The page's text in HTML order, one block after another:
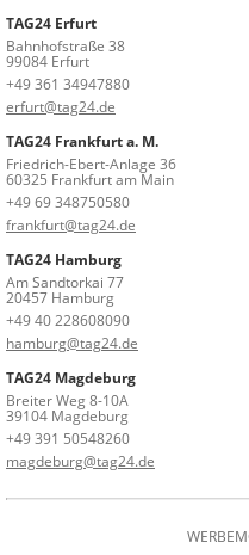
TAG24 Erfurt
Bahnhofstraße 38
99084 Erfurt
+49 361 34947880
erfurt@tag24.de
TAG24 Frankfurt a. M.
Friedrich-Ebert-Anlage 36
60325 Frankfurt am Main
+49 69 348750580
frankfurt@tag24.de
TAG24 Hamburg
Am Sandtorkai 77
20457 Hamburg
+49 40 228608090
hamburg@tag24.de
TAG24 Magdeburg
Breiter Weg 8-10A
39104 Magdeburg
+49 391 50548260
magdeburg@tag24.de